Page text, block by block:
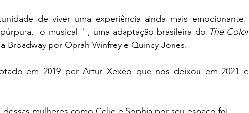
de viver uma experiência ainda mais emocionante.
o musical " , uma adaptação brasileira do The Color
Broadway por Oprah Winfrey e Quincy Jones.
em 2019 por Artur Xexéo que nos deixou em 2021 e